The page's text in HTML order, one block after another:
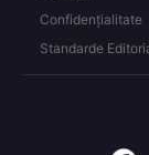
Confidențialitate
Standarde